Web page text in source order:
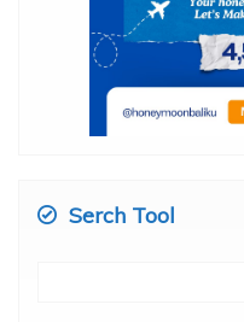
Serch Tool